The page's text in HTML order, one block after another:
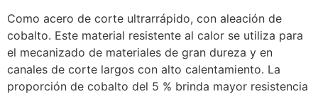
Como acero de corte ultrarrápido, con aleación de
cobalto. Este material resistente al calor se utiliza para
el mecanizado de materiales de gran dureza y en
canales de corte largos con alto calentamiento. La
proporción de cobalto del 5 % brinda mayor resistencia